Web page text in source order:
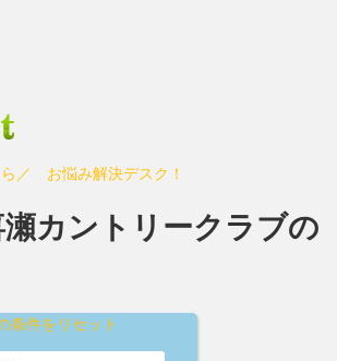
／ お悩み解決デスク！
カントリークラブの
条件をリセット